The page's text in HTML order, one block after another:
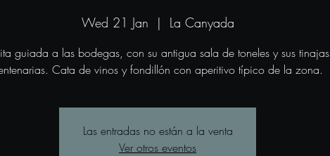
Wed 21 Jan
  |
La Canyada
guiada a las bodegas, con su antigua sala de toneles y sus tinajas
Cata de vinos y fondillón con aperitivo típico de la zona.
Las entradas no están a la venta
Ver otros eventos